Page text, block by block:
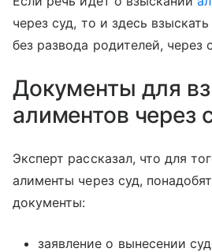
через суд, то и здесь
без развода родителей,
Документы для
алиментов через
Эксперт рассказал, что для
алименты через суд,
документы:
заявление о вынесении